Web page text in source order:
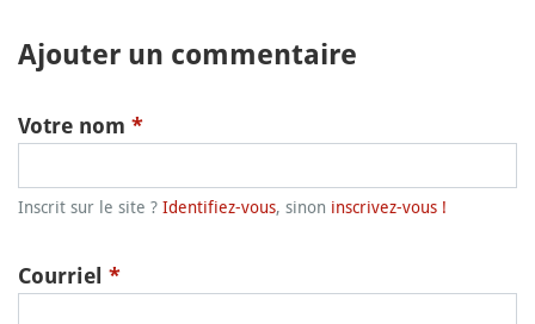
Ajouter un commentaire
Votre nom *
Inscrit sur le site ? Identifiez-vous, sinon inscrivez-vous !
Courriel *